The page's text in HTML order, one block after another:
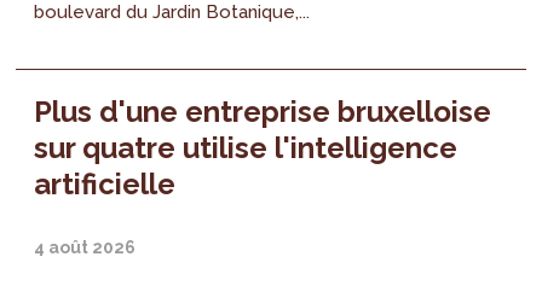
boulevard du Jardin Botanique,...
Plus d'une entreprise bruxelloise
sur quatre utilise l'intelligence
artificielle
4 août 2026